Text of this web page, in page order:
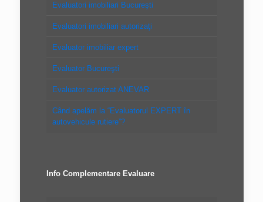
Evaluatori imobiliari Bucureşti
Evaluatori imobiliari autorizaţi
Evaluator imobiliar expert
Evaluator Bucureşti
Evaluator autorizat ANEVAR
Când apelăm la “Evaluatorul EXPERT în
autovehicule rutiere”?
Info Complementare Evaluare